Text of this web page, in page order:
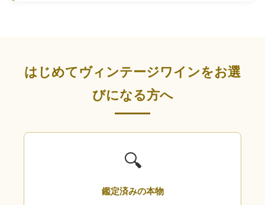
はじめてヴィンテージワインをお選
びになる方へ
🔍
鑑定済みの本物